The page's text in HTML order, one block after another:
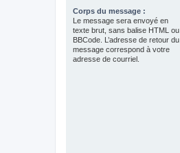
Corps du message :
Le message sera envoyé en
texte brut, sans balise HTML ou
BBCode. L’adresse de retour du
message correspond à votre
adresse de courriel.